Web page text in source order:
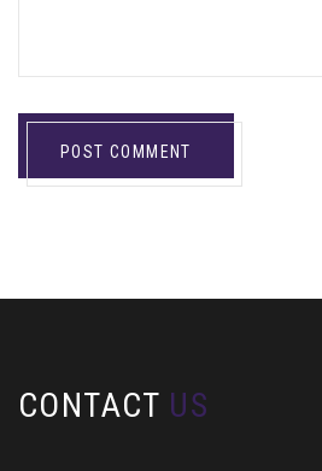
POST COMMENT
CONTACT US